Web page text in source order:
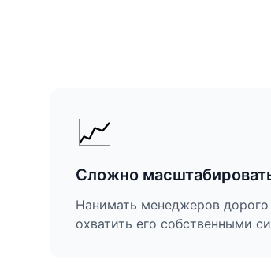
📈
Сложно
Нанимать менеджеров
охватить его собственными